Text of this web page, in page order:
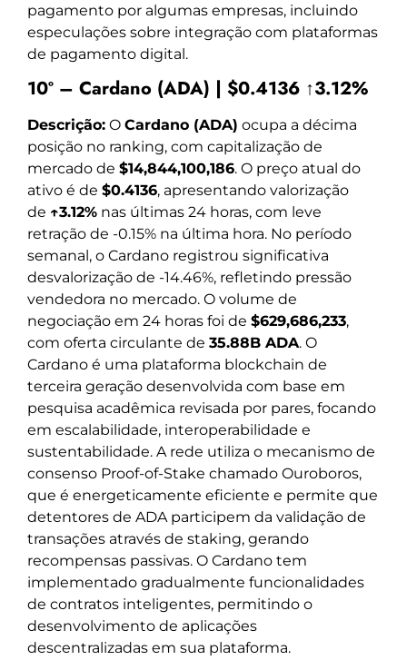
pagamento por algumas empresas, incluindo
especulações sobre integração com plataformas
de pagamento digital.
10º – Cardano (ADA) | $0.4136 ↑3.12%
Descrição: O Cardano (ADA) ocupa a décima
posição no ranking, com capitalização de
mercado de $14,844,100,186. O preço atual do
ativo é de $0.4136, apresentando valorização
de ↑3.12% nas últimas 24 horas, com leve
retração de -0.15% na última hora. No período
semanal, o Cardano registrou significativa
desvalorização de -14.46%, refletindo pressão
vendedora no mercado. O volume de
negociação em 24 horas foi de $629,686,233,
com oferta circulante de 35.88B ADA. O
Cardano é uma plataforma blockchain de
terceira geração desenvolvida com base em
pesquisa acadêmica revisada por pares, focando
em escalabilidade, interoperabilidade e
sustentabilidade. A rede utiliza o mecanismo de
consenso Proof-of-Stake chamado Ouroboros,
que é energeticamente eficiente e permite que
detentores de ADA participem da validação de
transações através de staking, gerando
recompensas passivas. O Cardano tem
implementado gradualmente funcionalidades
de contratos inteligentes, permitindo o
desenvolvimento de aplicações
descentralizadas em sua plataforma.